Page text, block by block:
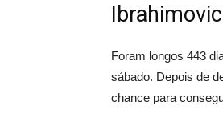
Foram longos 443
sábado. Depois de
chance para